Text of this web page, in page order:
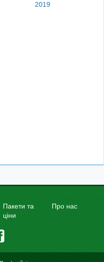
2019
Пакети та
ціни
Про нас